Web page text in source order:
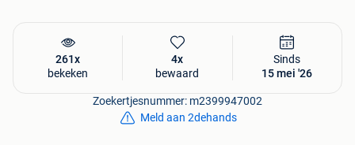
261x
bekeken
4x
bewaard
Sinds
15 mei '26
Zoekertjesnummer: m2399947002
Meld aan 2dehands